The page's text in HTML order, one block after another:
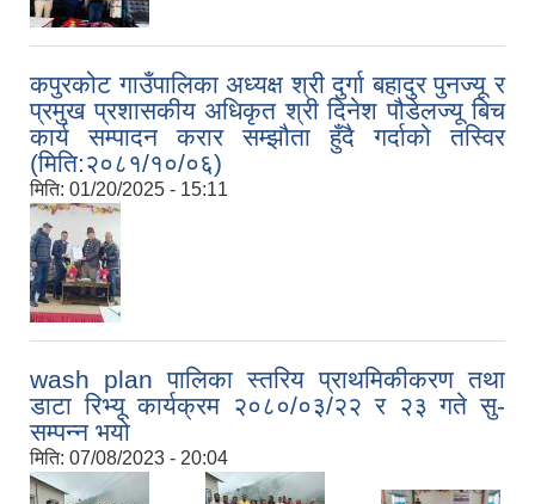
कपुरकोट गाउँपालिका अध्यक्ष श्री दुर्गा बहादुर पुनज्यू र
प्रमुख प्रशासकीय अधिकृत श्री दिनेश पौडेलज्यू बिच
कार्य सम्पादन करार सम्झौता हुँदै गर्दाको तस्विर
(मिति:२०८१/१०/०६)
मिति: 01/20/2025 - 15:11
wash plan पालिका स्तरिय प्राथमिकीकरण तथा
डाटा रिभ्यू कार्यक्रम २०८०/०३/२२ र २३ गते सु-
सम्पन्न भयो
मिति: 07/08/2023 - 20:04